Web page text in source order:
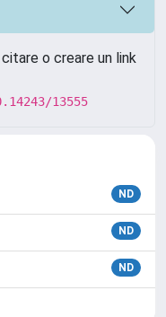
o creare un link
13555
ND
ND
ND